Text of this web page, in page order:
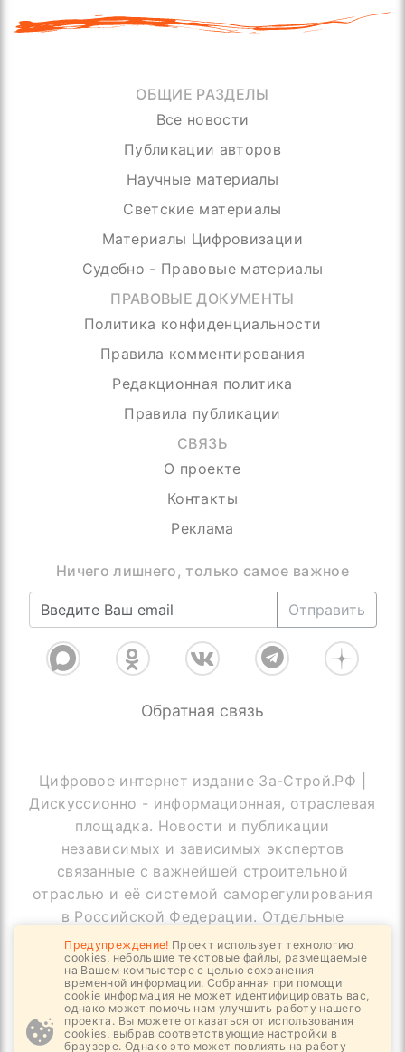
ОБЩИЕ РАЗДЕЛЫ
Все новости
Публикации авторов
Научные материалы
Светские материалы
Материалы Цифровизации
Судебно - Правовые материалы
ПРАВОВЫЕ ДОКУМЕНТЫ
Политика конфиденциальности
Правила комментирования
Редакционная политика
Правила публикации
СВЯЗЬ
О проекте
Контакты
Реклама
Ничего лишнего, только самое важное
Отправить
Обратная связь
Цифровое интернет издание За-Строй.РФ |
Дискуссионно - информационная, отраслевая
площадка. Новости и публикации
независимых и зависимых экспертов
связанные с важнейшей строительной
отраслью и её системой саморегулирования
в Российской Федерации. Отдельные
публикации могут содержать информацию,
не предназначенную для пользователей
до 18 лет
Предупреждение! Проект использует технологию
cookies, небольшие текстовые файлы, размещаемые
на Вашем компьютере с целью сохранения
временной информации. Собранная при помощи
cookie информация не может идентифицировать вас,
однако может помочь нам улучшить работу нашего
проекта. Вы можете отказаться от использования
cookies, выбрав соответствующие настройки в
браузере. Однако это может повлиять на работу